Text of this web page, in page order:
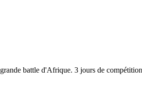
battle d'Afrique. 3 jours de